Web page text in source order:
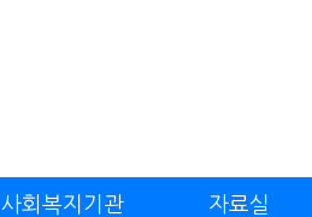
사회복지기관 자료실